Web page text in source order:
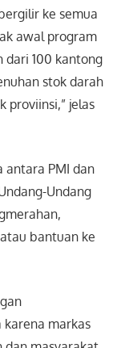
ke semua
awal program
100 kantong
stok darah
proviinsi,” jelas
antara PMI dan
Undang
bantuan ke
markas